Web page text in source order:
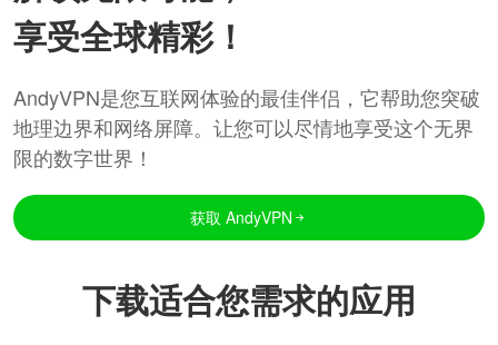
享受全球精彩！
AndyVPN是您互联网体验的最佳伴侣，它帮助您突破
地理边界和网络屏障。让您可以尽情地享受这个无界
限的数字世界！
获取 AndyVPN
下载适合您需求的应用